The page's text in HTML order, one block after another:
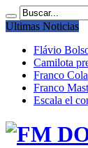
Ultimas Noticias
Flávio
Camilota
Franco
Franco
Escala el